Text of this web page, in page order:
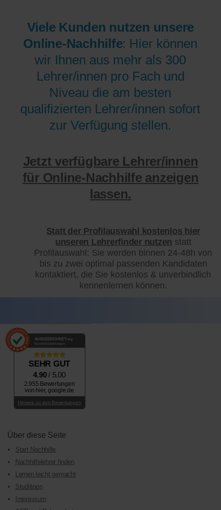
Viele Kunden nutzen unsere
Online-Nachhilfe: Hier können
wir Ihnen aus mehr als 300
Lehrer/innen pro Fach und
Niveau die am besten
qualifizierten Lehrer/innen sofort
zur Verfügung stellen.
Jetzt verfügbare Lehrer/innen
für Online-Nachhilfe anzeigen
lassen.
Statt der Profilauswahl kostenlos hier
unseren Lehrerfinder nutzen statt
Profilauswahl: Sie werden binnen 24-48h von
bis zu zwei optimal passenden Kandidaten
kontaktiert, die Sie kostenlos & unverbindlich
kennenlernen können.
AUSGEZEICHNET .org
Kundenbewertungen
SEHR GUT
4.90/ 5.00
2.955 Bewertungen
von hier, google.de
Hinweis zu den Bewertungen
Über diese Seite
Start Nachhilfe
Nachhilfelehrer finden
Lernen leicht gemacht
Studitipps
Impressum